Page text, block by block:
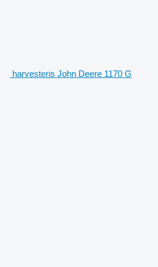
harvesteris John Deere 1170 G